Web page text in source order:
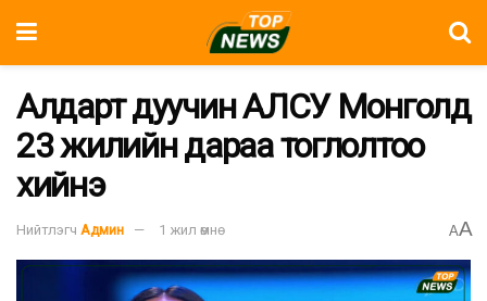
Алдарт дуучин АЛСУ Монголд
23 жилийн дараа тоглолтоо
хийнэ
Нийтлэгч Админ 1 жил өмнө AA